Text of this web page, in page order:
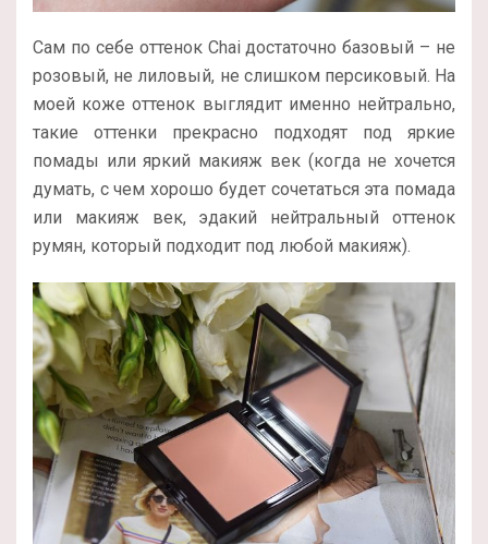
Сам по себе оттенок Chai достаточно базовый – не
розовый, не лиловый, не слишком персиковый. На
моей коже оттенок выглядит именно нейтрально,
такие оттенки прекрасно подходят под яркие
помады или яркий макияж век (когда не хочется
думать, с чем хорошо будет сочетаться эта помада
или макияж век, эдакий нейтральный оттенок
румян, который подходит под любой макияж).